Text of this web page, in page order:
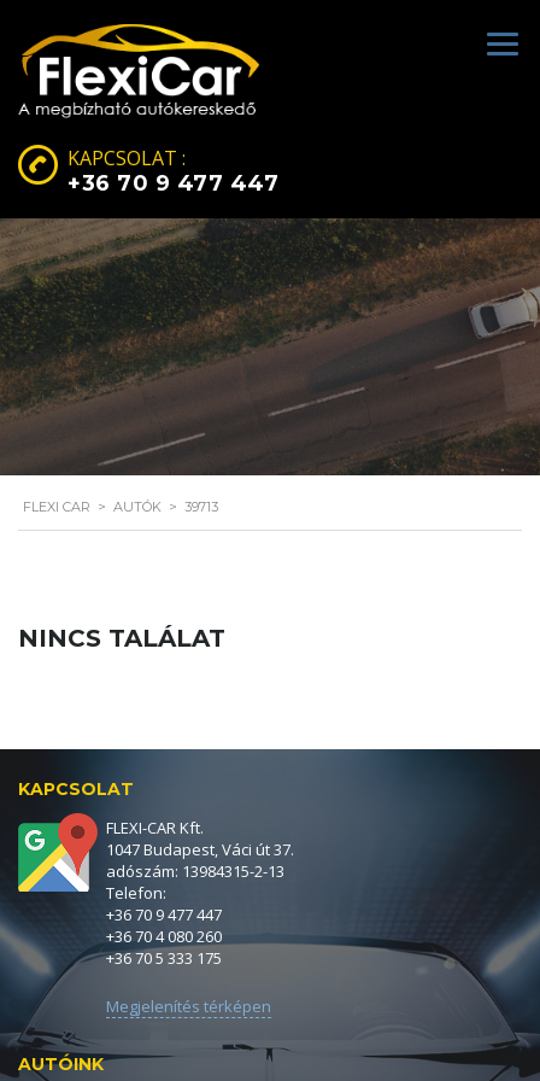
KAPCSOLAT :
+36 70 9 477 447
FLEXI CAR > AUTÓK > 39713
NINCS TALÁLAT
KAPCSOLAT
FLEXI-CAR Kft.
1047 Budapest, Váci út 37.
adószám: 13984315-2-13
Telefon:
+36 70 9 477 447
+36 70 4 080 260
+36 70 5 333 175
Megjelenítés térképen
AUTÓINK